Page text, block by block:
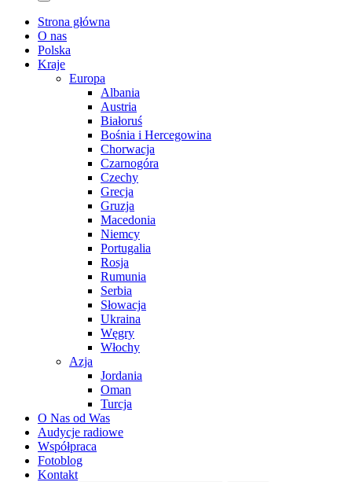
Strona główna
O nas
Polska
Kraje
Europa
Albania
Austria
Białoruś
Bośnia i Hercegowina
Chorwacja
Czarnogóra
Czechy
Grecja
Gruzja
Macedonia
Niemcy
Portugalia
Rosja
Rumunia
Serbia
Słowacja
Ukraina
Węgry
Włochy
Azja
Jordania
Oman
Turcja
O Nas od Was
Audycje radiowe
Współpraca
Fotoblog
Kontakt